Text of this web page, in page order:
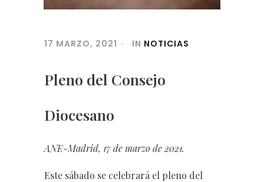
17 MARZO, 2021 IN NOTICIAS
Pleno del Consejo
Diocesano
ANE-Madrid, 17 de marzo de 2021.
Este sábado se celebrará el pleno del